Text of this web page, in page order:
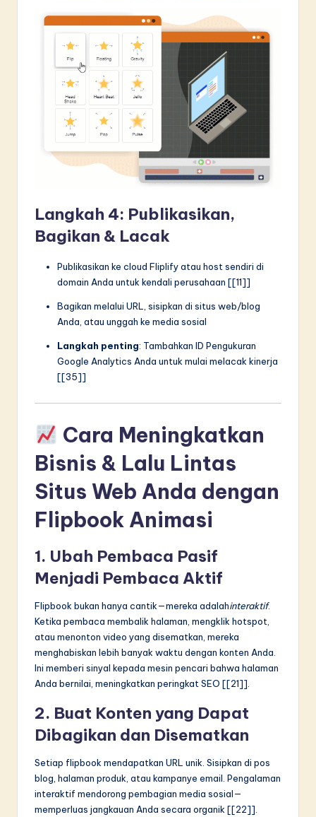
Langkah 4: Publikasikan,
Bagikan & Lacak
Publikasikan ke cloud Fliplify atau host sendiri di
domain Anda untuk kendali perusahaan [[11]]
Bagikan melalui URL, sisipkan di situs web/blog
Anda, atau unggah ke media sosial
Langkah penting: Tambahkan ID Pengukuran
Google Analytics Anda untuk mulai melacak kinerja
[[35]]
Cara Meningkatkan
Bisnis & Lalu Lintas
Situs Web Anda dengan
Flipbook Animasi
1. Ubah Pembaca Pasif
Menjadi Pembaca Aktif
Flipbook bukan hanya cantik—mereka adalahinteraktif.
Ketika pembaca membalik halaman, mengklik hotspot,
atau menonton video yang disematkan, mereka
menghabiskan lebih banyak waktu dengan konten Anda.
Ini memberi sinyal kepada mesin pencari bahwa halaman
Anda bernilai, meningkatkan peringkat SEO [[21]].
2. Buat Konten yang Dapat
Dibagikan dan Disematkan
Setiap flipbook mendapatkan URL unik. Sisipkan di pos
blog, halaman produk, atau kampanye email. Pengalaman
interaktif mendorong pembagian media sosial—
memperluas jangkauan Anda secara organik [[22]].